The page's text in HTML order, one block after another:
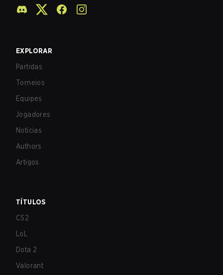
EXPLORAR
Partidas
Torneios
Equipes
Jogadores
Notícias
Authors
Artigos
TÍTULOS
CS2
LoL
Dota 2
Valorant